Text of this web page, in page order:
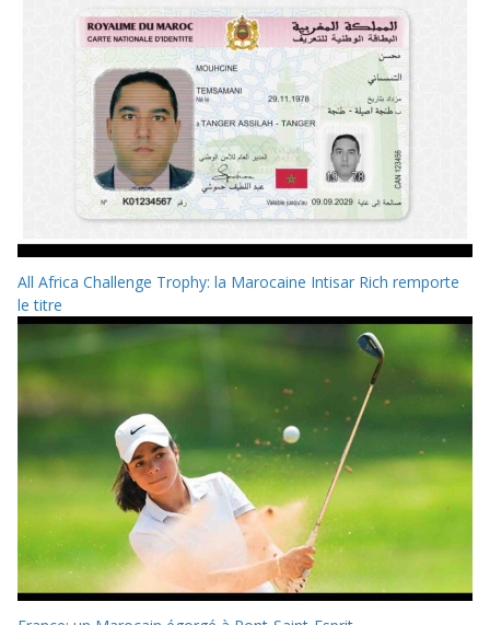
All Africa Challenge Trophy: la Marocaine Intisar Rich remporte
le titre